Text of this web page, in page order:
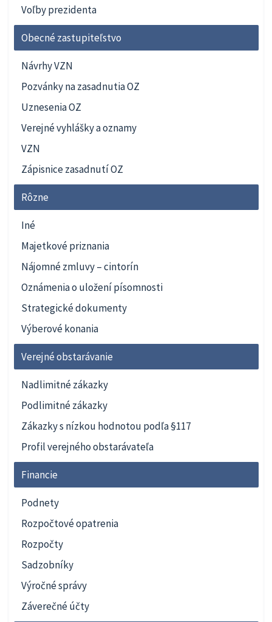
Voľby prezidenta
Obecné zastupiteľstvo
Návrhy VZN
Pozvánky na zasadnutia OZ
Uznesenia OZ
Verejné vyhlášky a oznamy
VZN
Zápisnice zasadnutí OZ
Rôzne
Iné
Majetkové priznania
Nájomné zmluvy – cintorín
Oznámenia o uložení písomnosti
Strategické dokumenty
Výberové konania
Verejné obstarávanie
Nadlimitné zákazky
Podlimitné zákazky
Zákazky s nízkou hodnotou podľa §117
Profil verejného obstarávateľa
Financie
Podnety
Rozpočtové opatrenia
Rozpočty
Sadzobníky
Výročné správy
Záverečné účty